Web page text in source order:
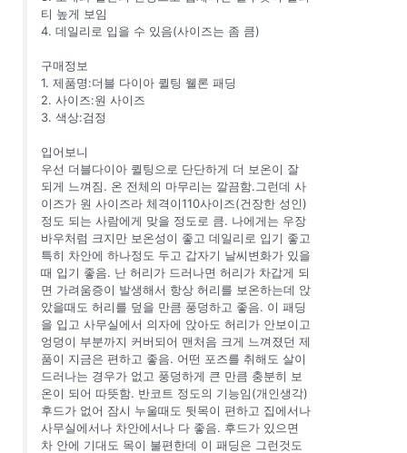
티 높게 보임
4. 데일리로 입을 수 있음(사이즈는 좀 큼)
구매정보
1. 제품명:더블 다이아 퀼팅 웰론 패딩
2. 사이즈:원 사이즈
3. 색상:검정
입어보니
우선 더블다이아 퀼팅으로 단단하게 더 보온이 잘
되게 느껴짐. 온 전체의 마무리는 깔끔함.그런데 사
이즈가 원 사이즈라 체격이110사이즈(건장한 성인)
정도 되는 사람에게 맞을 정도로 큼. 나에게는 우장
바우처럼 크지만 보온성이 좋고 데일리로 입기 좋고
특히 차안에 하나정도 두고 갑자기 날씨변화가 있을
때 입기 좋음. 난 허리가 드러나면 허리가 차갑게 되
면 가려움증이 발생해서 항상 허리를 보온하는데 앉
았을때도 허리를 덮을 만큼 풍덩하고 좋음. 이 패딩
을 입고 사무실에서 의자에 앉아도 허리가 안보이고
엉덩이 부분까지 커버되어 맨처음 크게 느껴졌던 제
품이 지금은 편하고 좋음. 어떤 포즈를 취해도 살이
드러나는 경우가 없고 풍덩하게 큰 만큼 충분히 보
온이 되어 따뜻함. 반코트 정도의 기능임(개인생각)
후드가 없어 잠시 누울때도 뒷목이 편하고 집에서나
사무실에서나 차안에서나 다 좋음. 후드가 있으면
차 안에 기대도 목이 불편한데 이 패딩은 그런것도